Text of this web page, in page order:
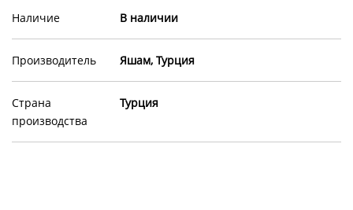
Наличие В наличии
Производитель Яшам, Турция
Страна
производства
Турция